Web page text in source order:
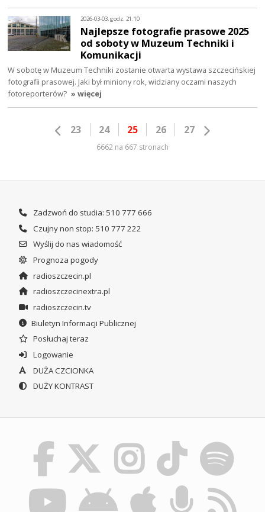
2026-03-03, godz. 21:10
Najlepsze fotografie prasowe 2025
od soboty w Muzeum Techniki i
Komunikacji
W sobotę w Muzeum Techniki zostanie otwarta wystawa szczecińskiej
fotografii prasowej. Jaki był miniony rok, widziany oczami naszych
fotoreporterów? » więcej
23 24 25 26 27
6662 na 667 stronach
Zadzwoń do studia: 510 777 666
Czujny non stop: 510 777 222
Wyślij do nas wiadomość
Prognoza pogody
radioszczecin.pl
radioszczecinextra.pl
radioszczecin.tv
Biuletyn Informacji Publicznej
Posłuchaj teraz
Logowanie
DUŻA CZCIONKA
DUŻY KONTRAST